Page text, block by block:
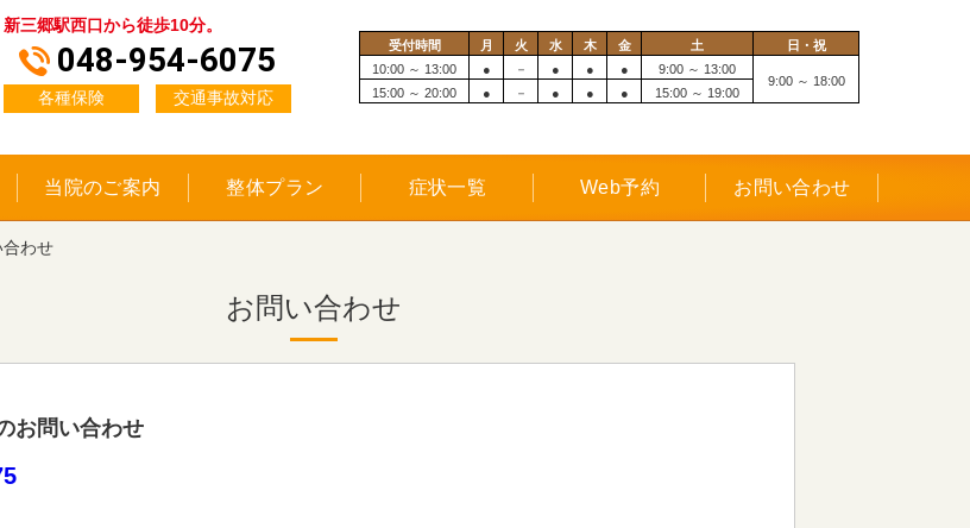
新三郷駅西口から徒歩10分。
048-954-6075
各種保険 交通事故対応
受付時間 月 火 水 木 金 土
日・祝
10:00 ～ 13:00
● － ● ● ●
9:00 ～ 13:00
9:00 ～ 18:00
15:00 ～ 20:00
● － ● ● ● 15:00 ～ 19:00
当院のご案内 整体プラン 症状一覧 Web予約 お問い合わせ
合わせ
お問い合わせ
お問い合わせ